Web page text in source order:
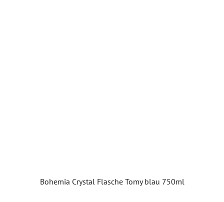
Bohemia Crystal Flasche Tomy blau 750ml